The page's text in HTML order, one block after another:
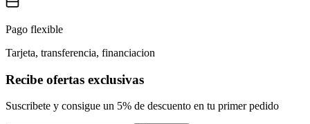
Pago flexible
Tarjeta, transferencia, financiacion
Recibe ofertas exclusivas
Suscribete y consigue un 5% de descuento en tu primer pedido